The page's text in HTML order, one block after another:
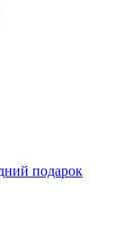
подарок